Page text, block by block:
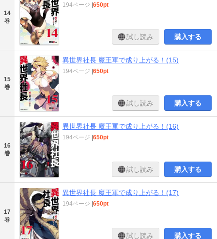
14
巻
194ページ 650pt
試し読み 購入する
15
巻
異世界社長 魔王軍で成り上がる！(15)
194ページ 650pt
試し読み 購入する
16
巻
異世界社長 魔王軍で成り上がる！(16)
194ページ 650pt
試し読み 購入する
17
巻
異世界社長 魔王軍で成り上がる！(17)
194ページ 650pt
試し読み 購入する